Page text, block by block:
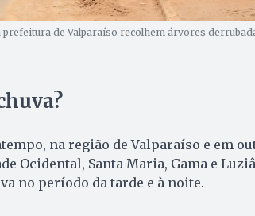
prefeitura de Valparaíso recolhem árvores
na região de Valparaíso e em
Ocidental, Santa Maria, Gama e
no período da tarde e à noite.